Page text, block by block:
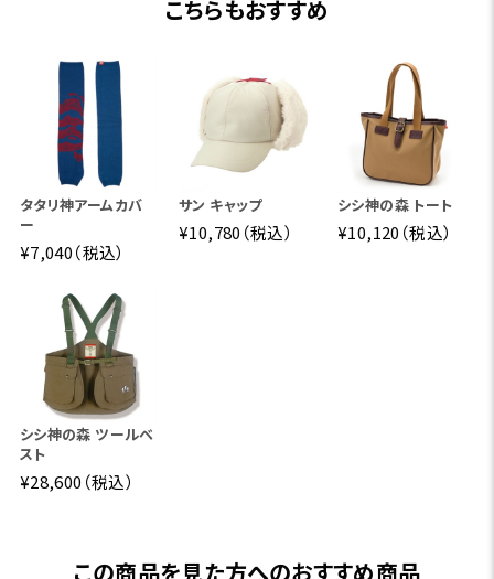
こちらもおすすめ
タタリ神アームカバ
ー
¥7,040（税込）
サン キャップ
¥10,780（税込）
シシ神の森 トート
¥10,120（税込）
シシ神の森 ツールベ
スト
¥28,600（税込）
この商品を見た方へのおすすめ商品